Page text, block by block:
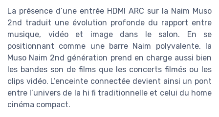
La présence d’une entrée HDMI ARC sur la Naim Muso
2nd traduit une évolution profonde du rapport entre
musique, vidéo et image dans le salon. En se
positionnant comme une barre Naim polyvalente, la
Muso Naim 2nd génération prend en charge aussi bien
les bandes son de films que les concerts filmés ou les
clips vidéo. L’enceinte connectée devient ainsi un pont
entre l’univers de la hi fi traditionnelle et celui du home
cinéma compact.